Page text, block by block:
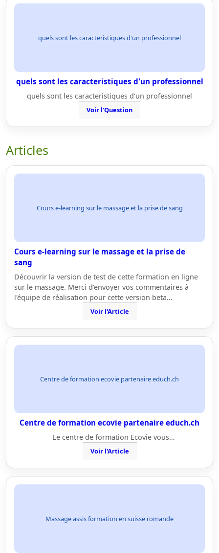
quels sont les caracteristiques d'un professionnel
quels sont les caracteristiques d'un professionnel
quels sont les caracteristiques d'un professionnel
Voir l'Question
Articles
Cours e-learning sur le massage et la prise de sang
Cours e-learning sur le massage et la prise de
sang
Découvrir la version de test de cette formation en ligne
sur le massage. Merci d'envoyer vos commentaires à
l'équipe de réalisation pour cette version beta…
Voir l'Article
Centre de formation ecovie partenaire educh.ch
Centre de formation ecovie partenaire educh.ch
Le centre de formation Ecovie vous…
Voir l'Article
Massage assis formation en suisse romande